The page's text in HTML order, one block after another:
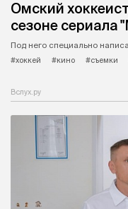
Омский
сезоне сериала
Под него специально
#хоккей
#кино #съемки
Вслух.ру